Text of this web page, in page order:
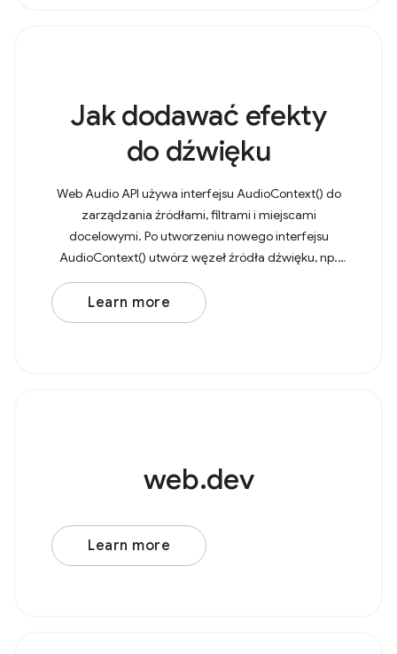
Jak dodawać efekty
do dźwięku
Web Audio API używa interfejsu AudioContext() do
zarządzania źródłami, filtrami i miejscami
docelowymi. Po utworzeniu nowego interfejsu
AudioContext() utwórz węzeł źródła dźwięku, np.
AudioBufferSourceNode lub OscillatorNode. Jako
przykład weźmy
Learn more
web.dev
Learn more